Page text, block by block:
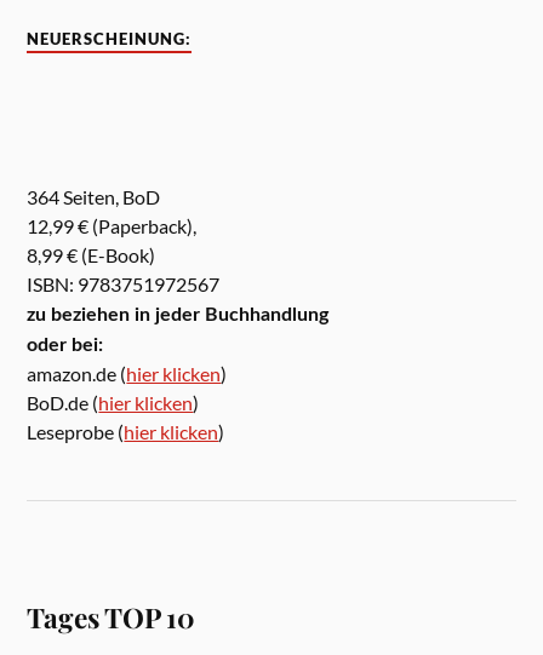
NEUERSCHEINUNG:
364 Seiten, BoD
12,99 € (Paperback),
8,99 € (E-Book)
ISBN: 9783751972567
zu beziehen in jeder Buchhandlung
oder bei:
amazon.de (hier klicken)
BoD.de (hier klicken)
Leseprobe (hier klicken)
Tages TOP 10